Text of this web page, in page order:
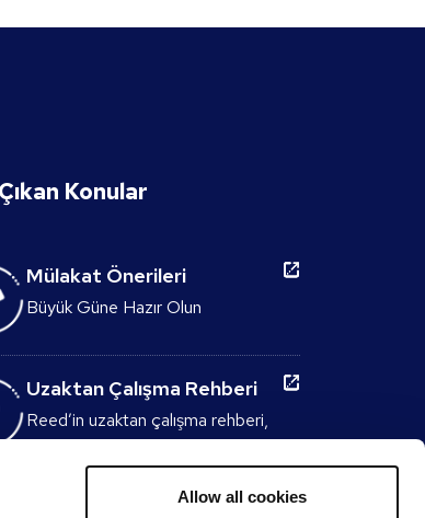
Allow all cookies
Konular
Mülakat Önerileri
Büyük Güne Hazır Olun
Uzaktan Çalışma Rehberi
Reed’in uzaktan çalışma rehberi,
evden çalışmayla ilgili bilmeniz
gereken her şeyi anlatıyor